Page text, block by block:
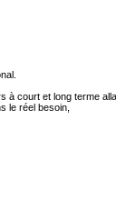
à court et long terme
le réel besoin,